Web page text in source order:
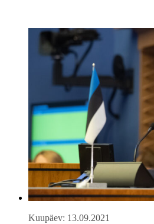
Kuupäev: 13.09.2021